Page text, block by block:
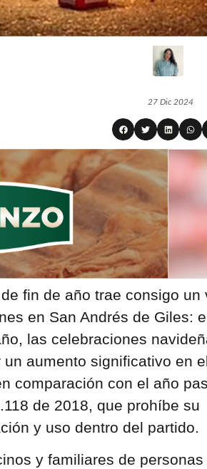
27 Dic 2024
fin de año trae consigo un
en San Andrés de Giles:
las celebraciones
aumento significativo en
comparación con el año
de 2018, que prohíbe su
y uso dentro del partido.
y familiares de personas